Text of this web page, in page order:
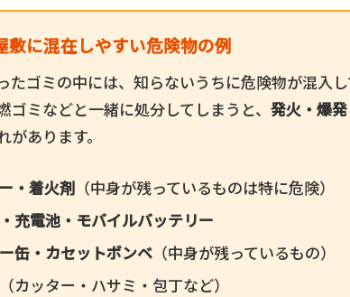
敷に混在しやすい危険物の例
たゴミの中には、知らないうちに危険物が混入
ゴミなどと一緒に処分してしまうと、 発火・爆
があります。
・着火剤 （中身が残っているものは特に危険）
充電池・モバイルバッテリー
缶・カセットボンベ （中身が残っているもの）
（カッター・ハサミ・包丁など）